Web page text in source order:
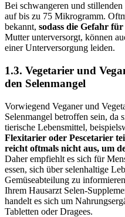
Bei schwangeren und
auf bis zu 75 Mikrogramm.
bekannt, sodass die Gefahr
Mutter unterversorgt, können
einer Unterversorgung leiden.
1.3. Vegetarier und
den Selenmangel
Vorwiegend Veganer und
Selenmangel betroffen sein, da
tierische Lebensmittel,
Flexitarier oder Pescetarier
reicht oftmals nicht aus, um
Daher empfiehlt es sich für
essen, sich über selenhaltige
Gemüseabteilung zu
Ihrem Hausarzt Selen-
handelt es sich um
Tabletten oder Dragees.